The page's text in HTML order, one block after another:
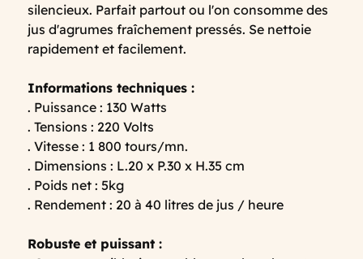
silencieux. Parfait partout ou l'on consomme des
jus d'agrumes fraîchement pressés. Se nettoie
rapidement et facilement.
Informations techniques :
. Puissance : 130 Watts
. Tensions : 220 Volts
. Vitesse : 1 800 tours/mn.
. Dimensions : L.20 x P.30 x H.35 cm
. Poids net : 5kg
. Rendement : 20 à 40 litres de jus / heure
Robuste et puissant :